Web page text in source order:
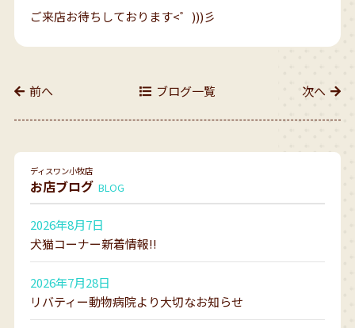
ディスワン小牧店
お店ブログ BLOG
2026年8月7日
犬猫コーナー新着情報!!
2026年7月28日
リバティー動物病院より大切なお知らせ
ご来店お待ちしております<゜)))彡
前へ ブログ一覧 次へ